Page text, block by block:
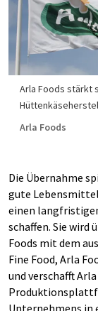
Arla Foods stärkt
Arla Foods
Die Übernahme
gute
einen
schaffen. Sie wird
Foods mit dem
Fine Food, Arla
und verschafft
Unternehmens